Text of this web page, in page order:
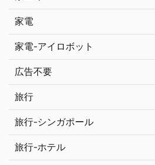
家電
家電-アイロボット
広告不要
旅行
旅行-シンガポール
旅行-ホテル